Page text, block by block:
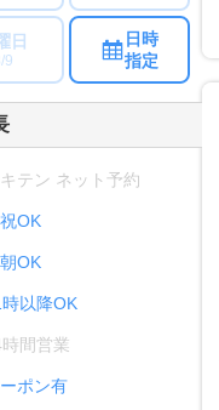
日
9
日時
指定
テン ネット予約
OK
OK
以降OK
間営業
ポン有